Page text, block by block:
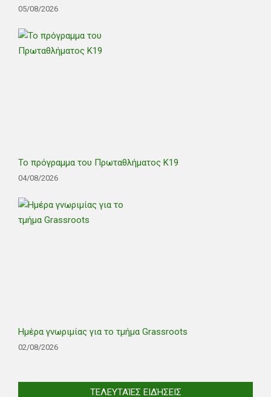
05/08/2026
Το πρόγραμμα του Πρωταθλήματος Κ19
04/08/2026
Ημέρα γνωριμίας για το τμήμα Grassroots
02/08/2026
ΤΕΛΕΥΤΑΊΕΣ ΕΙΔΉΣΕΙΣ